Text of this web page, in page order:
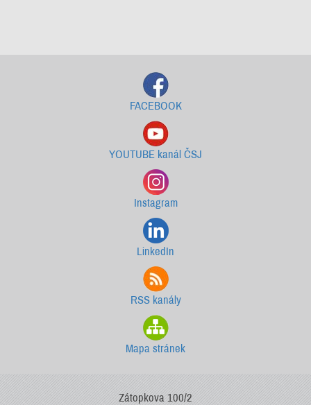
FACEBOOK
YOUTUBE kanál ČSJ
Instagram
LinkedIn
RSS kanály
Mapa stránek
Zátopkova 100/2